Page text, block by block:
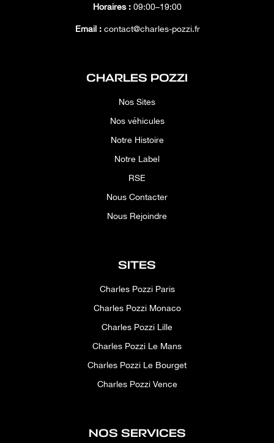
Horaires : 09:00–19:00
Email :contact@charles-pozzi.fr
CHARLES POZZI
Nos Sites
Nos véhicules
Notre Histoire
Notre Label
RSE
Nous Contacter
Nous Rejoindre
SITES
Charles Pozzi Paris
Charles Pozzi Monaco
Charles Pozzi Lille
Charles Pozzi Le Mans
Charles Pozzi Le Bourget
Charles Pozzi Vence
NOS SERVICES